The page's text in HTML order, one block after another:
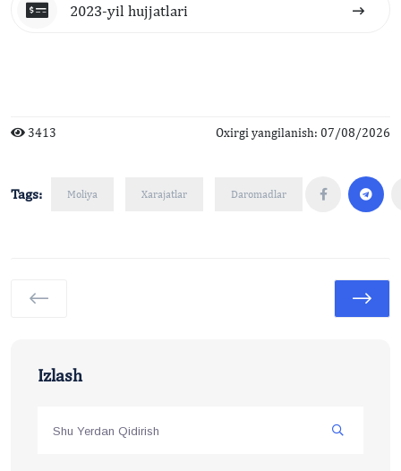
2023-yil hujjatlari
3413 Oxirgi yangilanish: 07/08/2026
Tags: Moliya Xarajatlar Daromadlar
Izlash